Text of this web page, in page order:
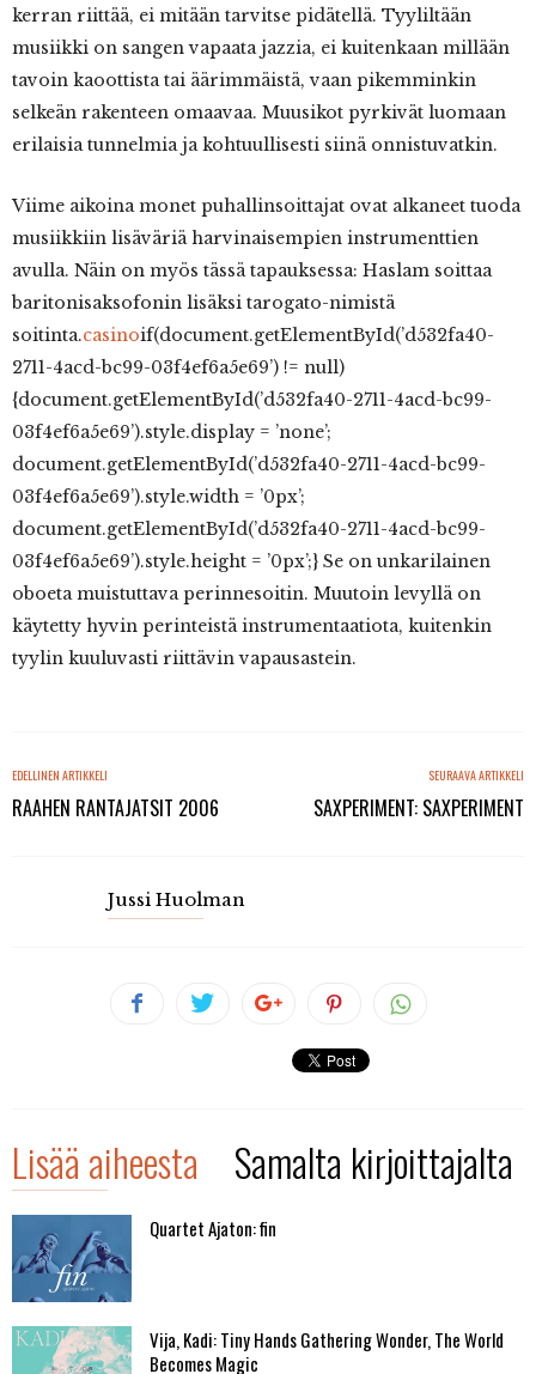
kerran riittää, ei mitään tarvitse pidätellä. Tyyliltään
musiikki on sangen vapaata jazzia, ei kuitenkaan millään
tavoin kaoottista tai äärimmäistä, vaan pikemminkin
selkeän rakenteen omaavaa. Muusikot pyrkivät luomaan
erilaisia tunnelmia ja kohtuullisesti siinä onnistuvatkin.
Viime aikoina monet puhallinsoittajat ovat alkaneet tuoda
musiikkiin lisäväriä harvinaisempien instrumenttien
avulla. Näin on myös tässä tapauksessa: Haslam soittaa
baritonisaksofonin lisäksi tarogato-nimistä
soitinta.casinoif(document.getElementById(’d532fa40-
2711-4acd-bc99-03f4ef6a5e69’) != null)
{document.getElementById(’d532fa40-2711-4acd-bc99-
03f4ef6a5e69’).style.display = ’none’;
document.getElementById(’d532fa40-2711-4acd-bc99-
03f4ef6a5e69’).style.width = ’0px’;
document.getElementById(’d532fa40-2711-4acd-bc99-
03f4ef6a5e69’).style.height = ’0px’;} Se on unkarilainen
oboeta muistuttava perinnesoitin. Muutoin levyllä on
käytetty hyvin perinteistä instrumentaatiota, kuitenkin
tyylin kuuluvasti riittävin vapausastein.
EDELLINEN ARTIKKELI
RAAHEN RANTAJATSIT 2006
SEURAAVA ARTIKKELI
SAXPERIMENT: SAXPERIMENT
Jussi Huolman
Lisää aiheesta Samalta kirjoittajalta
Quartet Ajaton: fin
Vija, Kadi: Tiny Hands Gathering Wonder, The World
Becomes Magic